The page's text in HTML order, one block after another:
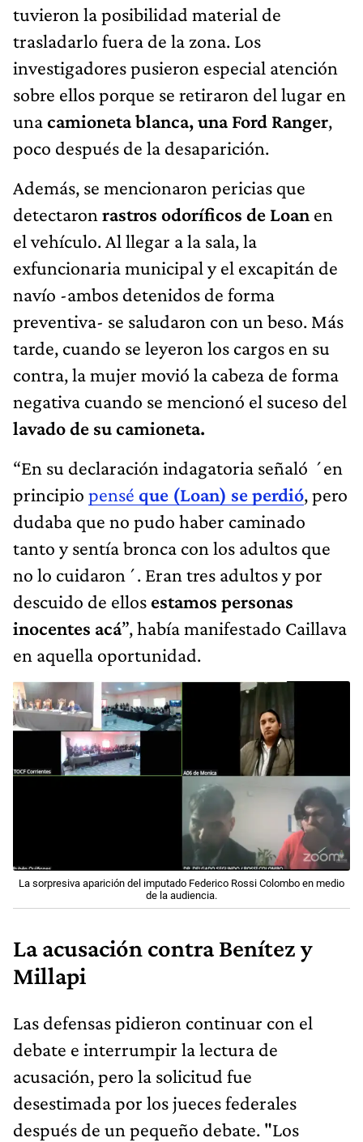
tuvieron la posibilidad material de
trasladarlo fuera de la zona. Los
investigadores pusieron especial atención
sobre ellos porque se retiraron del lugar en
unacamioneta blanca, una Ford Ranger,
poco después de la desaparición.
Además, se mencionaron pericias que
detectaron rastros odoríficos de Loan en
el vehículo. Al llegar a la sala, la
exfuncionaria municipal y el excapitán de
navío -ambos detenidos de forma
preventiva- se saludaron con un beso. Más
tarde, cuando se leyeron los cargos en su
contra, la mujer movió la cabeza de forma
negativa cuando se mencionó el suceso del
lavado de su camioneta.
“En su declaración indagatoria señaló ´en
principio pensé que (Loan) se perdió, pero
dudaba que no pudo haber caminado
tanto y sentía bronca con los adultos que
no lo cuidaron´. Eran tres adultos y por
descuido de ellos estamos personas
inocentes acá”, había manifestado Caillava
en aquella oportunidad.
La sorpresiva aparición del imputado Federico Rossi Colombo en medio
de la audiencia.
La acusación contra Benítez y
Millapi
Las defensas pidieron continuar con el
debate e interrumpir la lectura de
acusación, pero la solicitud fue
desestimada por los jueces federales
después de un pequeño debate. "Los